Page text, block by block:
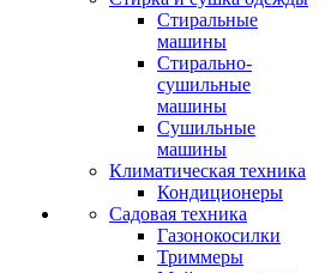
Стиральные
машины
Стирально-
сушильные
машины
Сушильные
машины
Климатическая техника
Кондиционеры
Садовая техника
Газонокосилки
Триммеры